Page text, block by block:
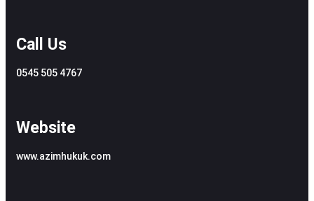
Call Us
0545 505 4767
Website
www.azimhukuk.com